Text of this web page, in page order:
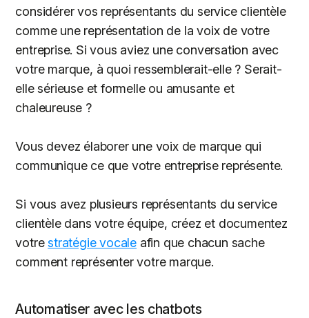
considérer vos représentants du service clientèle
comme une représentation de la voix de votre
entreprise. Si vous aviez une conversation avec
votre marque, à quoi ressemblerait-elle ? Serait-
elle sérieuse et formelle ou amusante et
chaleureuse ?
Vous devez élaborer une voix de marque qui
communique ce que votre entreprise représente.
Si vous avez plusieurs représentants du service
clientèle dans votre équipe, créez et documentez
votrestratégie vocale afin que chacun sache
comment représenter votre marque.
Automatiser avec les chatbots